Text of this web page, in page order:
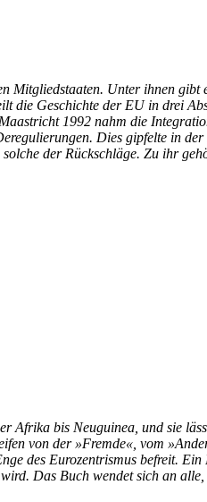
Mitgliedstaaten. Unter ihnen
Geschichte der EU in drei
1992 nahm die
Dies gipfelte in
der Rückschläge. Zu ihr
Afrika bis Neuguinea, und sie
von der »Fremde«, vom
des Eurozentrismus befreit.
Das Buch wendet sich an